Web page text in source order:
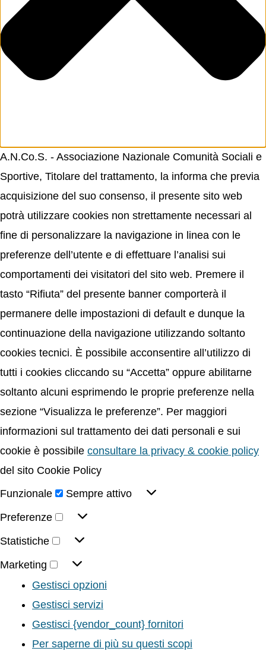
A.N.Co.S. - Associazione Nazionale Comunità Sociali e
Sportive, Titolare del trattamento, la informa che previa
acquisizione del suo consenso, il presente sito web
potrà utilizzare cookies non strettamente necessari al
fine di personalizzare la navigazione in linea con le
preferenze dell’utente e di effettuare l’analisi sui
comportamenti dei visitatori del sito web. Premere il
tasto “Rifiuta” del presente banner comporterà il
permanere delle impostazioni di default e dunque la
continuazione della navigazione utilizzando soltanto
cookies tecnici. È possibile acconsentire all’utilizzo di
tutti i cookies cliccando su “Accetta” oppure abilitarne
soltanto alcuni esprimendo le proprie preferenze nella
sezione “Visualizza le preferenze”. Per maggiori
informazioni sul trattamento dei dati personali e sui
cookie è possibile consultare la privacy & cookie policy
del sito Cookie Policy
Funzionale
Sempre attivo
Preferenze
Statistiche
Marketing
Gestisci opzioni
Gestisci servizi
Gestisci {vendor_count} fornitori
Per saperne di più su questi scopi